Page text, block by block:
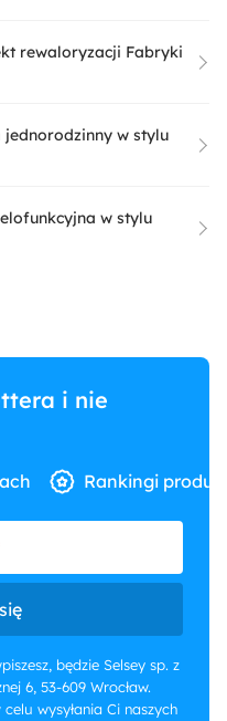
rewaloryzacji Fabryki
jednorodzinny w stylu
w stylu
i nie
Rankingi
będzie Selsey sp. z
6, 53-609 Wrocław.
wysyłania Ci naszych